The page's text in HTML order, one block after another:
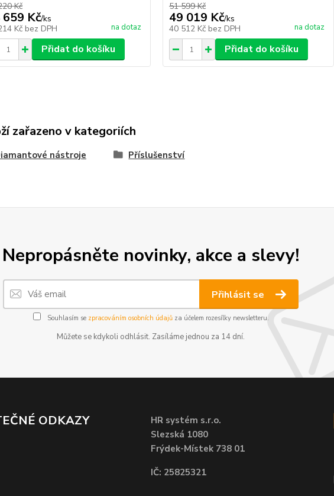
Kč
659 Kč/ks
Kč bez DPH na dotaz
Přidat do košíku
51 599 Kč
49 019 Kč/ks
40 512 Kč bez DPH na dotaz
Přidat do košíku
zařazeno v kategoriích
nástroje Příslušenství
Nepropásněte novinky, akce a slevy!
Přihlásit se
Souhlasím se zpracováním osobních údajůza účelem rozesílky newsletteru.
Můžete se kdykoli odhlásit. Zasíláme jednou za 14 dní.
ODKAZY
HR systém s.r.o.
Slezská 1080
Frýdek-Místek 738 01
IČ: 25825321